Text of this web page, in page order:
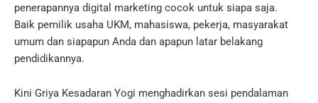
penerapannya digital marketing cocok untuk siapa saja.
Baik pemilik usaha UKM, mahasiswa, pekerja, masyarakat
umum dan siapapun Anda dan apapun latar belakang
pendidikannya.
Kini Griya Kesadaran Yogi menghadirkan sesi pendalaman